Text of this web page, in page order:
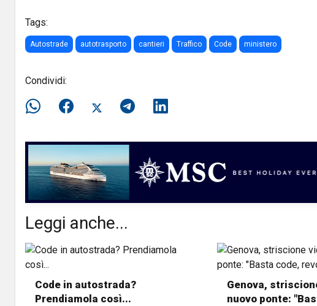
Tags:
Autostrade autotrasporto cantieri Traffico Code ministero
Condividi:
Leggi anche...
Code in autostrada?
Prendiamola così...
Genova,
nuovo ponte: